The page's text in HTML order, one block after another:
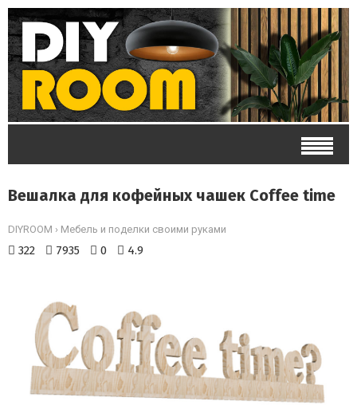
Вешалка для кофейных чашек Coffee time
DIYROOM › Мебель и поделки своими руками
322 7935 0 4.9